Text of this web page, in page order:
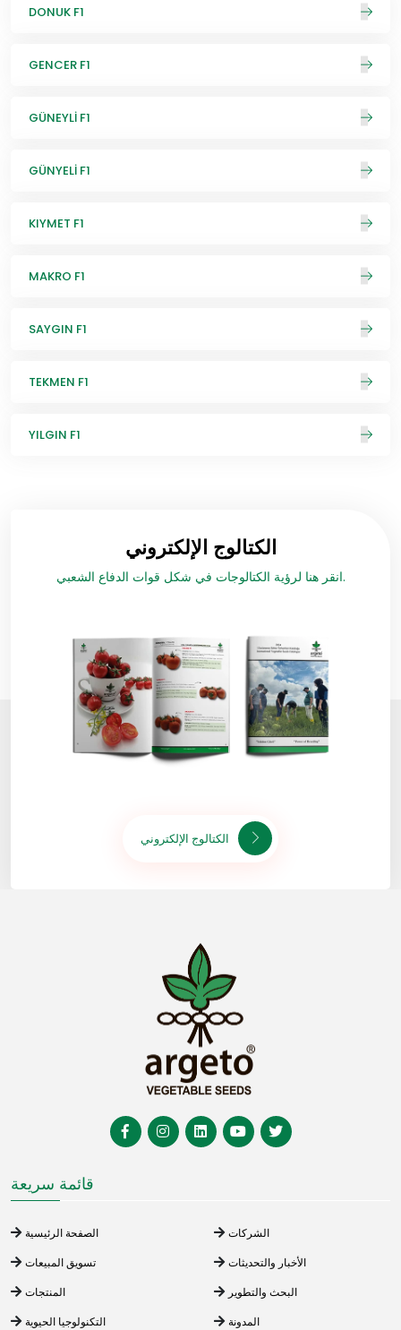
DONUK F1
GENCER F1
GÜNEYLİ F1
GÜNYELİ F1
KIYMET F1
MAKRO F1
SAYGIN F1
TEKMEN F1
YILGIN F1
الكتالوج الإلكتروني
انقر هنا لرؤية الكتالوجات في شكل قوات الدفاع الشعبي.
الكتالوج الإلكتروني
قائمة سريعة
الصفحة الرئيسية
الشركات
تسويق المبيعات
الأخبار والتحديثات
المنتجات
البحث والتطوير
التكنولوجيا الحيوية
المدونة